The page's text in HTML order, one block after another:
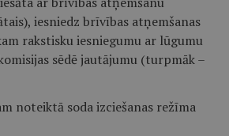
iesniedz brīvības atņemšanas
rakstisku iesniegumu ar lūgumu
sēdē jautājumu (turpmāk –
noteiktā soda izciešanas režīma